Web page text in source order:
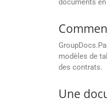
documents
modèles de
des contrats.
Une